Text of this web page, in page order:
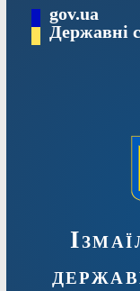
вмісту
gov.ua
Державні